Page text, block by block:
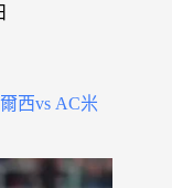
西vs AC米